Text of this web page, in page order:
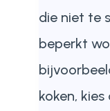
die niet te
beperkt
koken,